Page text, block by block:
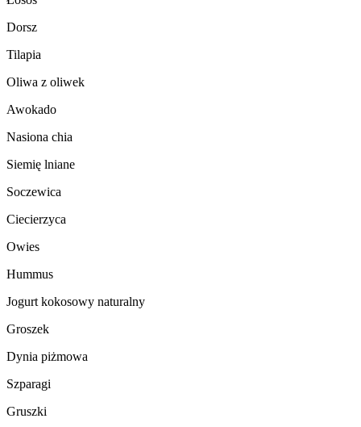
Dorsz
Tilapia
Oliwa z oliwek
Awokado
Nasiona chia
Siemię lniane
Soczewica
Ciecierzyca
Owies
Hummus
Jogurt kokosowy naturalny
Groszek
Dynia piżmowa
Szparagi
Gruszki